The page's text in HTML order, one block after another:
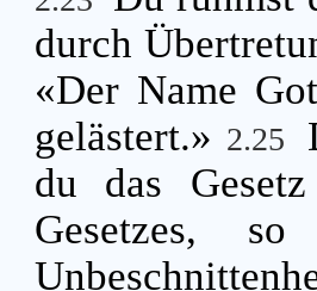
durch
«Der Name
gelästert.» 2.25
du das
Gesetzes,